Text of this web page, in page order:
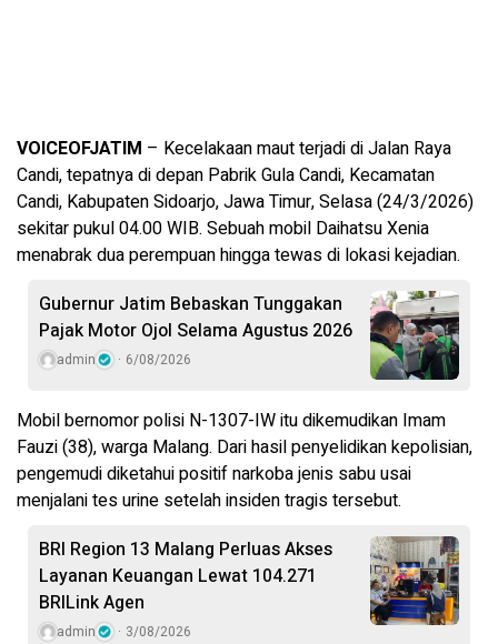
VOICEOFJATIM – Kecelakaan maut terjadi di Jalan Raya
Candi, tepatnya di depan Pabrik Gula Candi, Kecamatan
Candi, Kabupaten Sidoarjo, Jawa Timur, Selasa (24/3/2026)
sekitar pukul 04.00 WIB. Sebuah mobil Daihatsu Xenia
menabrak dua perempuan hingga tewas di lokasi kejadian.
Gubernur Jatim Bebaskan Tunggakan
Pajak Motor Ojol Selama Agustus 2026
admin 6/08/2026
Mobil bernomor polisi N-1307-IW itu dikemudikan Imam
Fauzi (38), warga Malang. Dari hasil penyelidikan kepolisian,
pengemudi diketahui positif narkoba jenis sabu usai
menjalani tes urine setelah insiden tragis tersebut.
BRI Region 13 Malang Perluas Akses
Layanan Keuangan Lewat 104.271
BRILink Agen
admin 3/08/2026